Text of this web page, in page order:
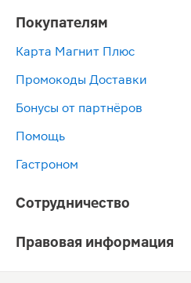
Покупателям
Карта Магнит Плюс
Промокоды Доставки
Бонусы от партнёров
Помощь
Гастроном
Сотрудничество
Правовая информация